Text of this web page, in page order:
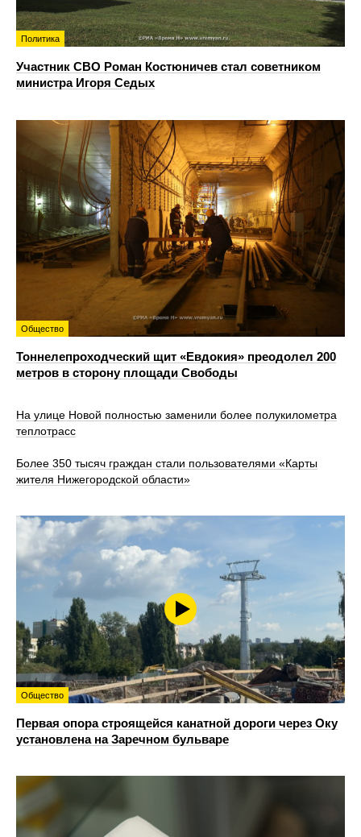
Политика
Участник СВО Роман Костюничев стал советником
министра Игоря Седых
Общество
Тоннелепроходческий щит «Евдокия» преодолел 200
метров в сторону площади Свободы
На улице Новой полностью заменили более полукилометра
теплотрасс
Более 350 тысяч граждан стали пользователями «Карты
жителя Нижегородской области»
Общество
Первая опора строящейся канатной дороги через Оку
установлена на Заречном бульваре